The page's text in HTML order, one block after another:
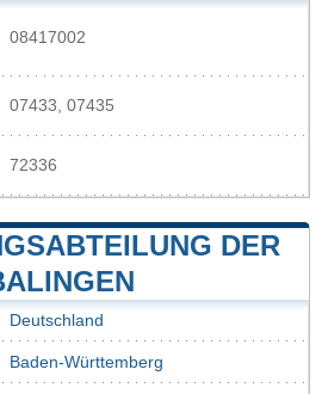
08417002
07433, 07435
72336
DER
Deutschland
Baden-Württemberg